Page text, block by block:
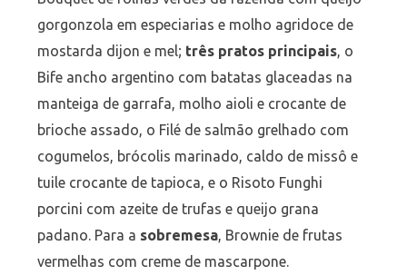
gorgonzola em especiarias e molho agridoce de
mostarda dijon e mel; três pratos principais, o
Bife ancho argentino com batatas glaceadas na
manteiga de garrafa, molho aioli e crocante de
brioche assado, o Filé de salmão grelhado com
cogumelos, brócolis marinado, caldo de missô e
tuile crocante de tapioca, e o Risoto Funghi
porcini com azeite de trufas e queijo grana
padano. Para a sobremesa, Brownie de frutas
vermelhas com creme de mascarpone.